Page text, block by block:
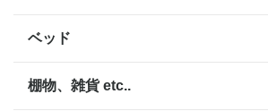
ベッド
棚物、雑貨 etc..